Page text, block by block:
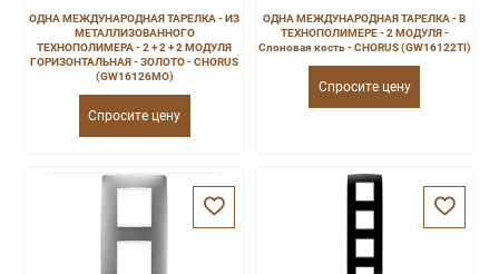
ОДНА МЕЖДУНАРОДНАЯ ТАРЕЛКА - ИЗ
МЕТАЛЛИЗОВАННОГО
ТЕХНОПОЛИМЕРА - 2 + 2 + 2 МОДУЛЯ
ГОРИЗОНТАЛЬНАЯ - ЗОЛОТО - CHORUS
(GW16126MO)
Спросите цену
ОДНА МЕЖДУНАРОДНАЯ ТАРЕЛКА - В
ТЕХНОПОЛИМЕРЕ - 2 МОДУЛЯ -
Слоновая кость - CHORUS (GW16122TI)
Спросите цену